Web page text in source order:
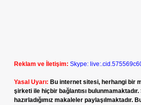
Reklam ve İletişim: Skype:
Yasal Uyarı: Bu internet sitesi, herhangi bir
şirketi ile hiçbir bağlantısı
hazırladığımız makaleler paylaşılmaktadır.